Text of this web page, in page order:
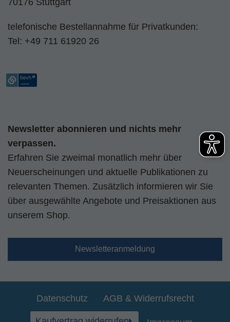
70176 Stuttgart
telefonische Bestellannahme für Privatkunden:
Tel: +49 711 61920 26
Newsletter abonnieren und nichts mehr
verpassen.
Erfahren Sie zweimal monatlich mehr über
Neuerscheinungen und aktuelle Publikationen zu
relevanten Themen. Zusätzlich informieren wir Sie
über ausgewählte Angebote und Preisaktionen aus
unserem Shop.
Newsletteranmeldung
Datenschutz AGB & Widerrufsrecht